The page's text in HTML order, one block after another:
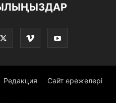
Редакция Сайт ережелері